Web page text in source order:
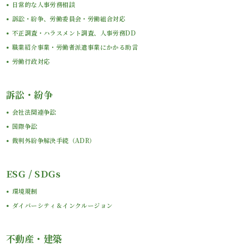
日常的な人事労務相談
訴訟・紛争、労働委員会・労働組合対応
不正調査・ハラスメント調査、人事労務DD
職業紹介事業・労働者派遣事業にかかる助言
労働行政対応
訴訟・紛争
会社法関連争訟
国際争訟
裁判外紛争解決手続（ADR）
ESG / SDGs
環境規制
ダイバーシティ＆インクルージョン
不動産・建築